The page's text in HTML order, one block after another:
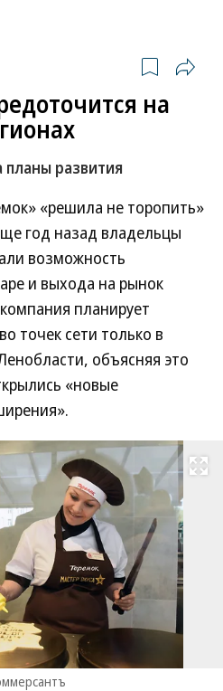
на
планы развития
«решила не торопить»
год назад владельцы
возможность
и выхода на рынок
планирует
точек сети только в
объясняя это
«новые
Развернуть